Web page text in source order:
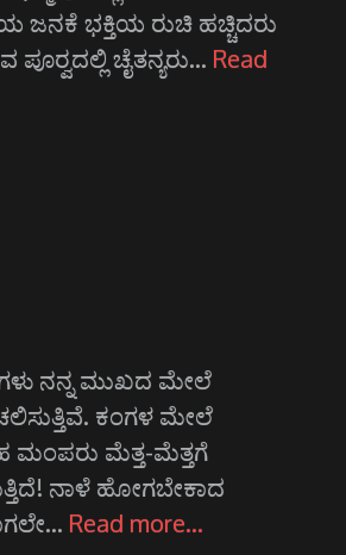
ಜನಕೆ ಭಕ್ತಿಯ ರುಚಿ ಹಚ್ಚಿದರು
ಚೈತನ್ಯರು… Read
ನನ್ನ ಮುಖದ ಮೇಲೆ
ಕಂಗಳ ಮೇಲೆ
ಮಂಪರು ಮೆತ್ತ-ಮೆತ್ತಗೆ
ನಾಳೆ ಹೋಗಬೇಕಾದ
Read more…